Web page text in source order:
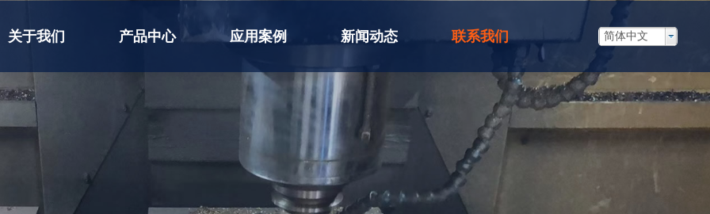
简体中文
关于我们 产品中心 应用案例 新闻动态 联系我们